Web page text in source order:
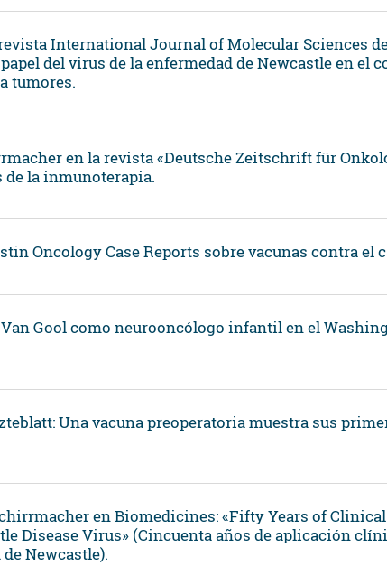
International Journal of Molecular Sciences
del virus de la enfermedad de Newcastle en el
tumores.
en la revista «Deutsche Zeitschrift für
la inmunoterapia.
Oncology Case Reports sobre vacunas contra el
Gool como neurooncólogo infantil en el
Una vacuna preoperatoria muestra sus
en Biomedicines: «Fifty Years of Clinical
Disease Virus» (Cincuenta años de aplicación
Newcastle).